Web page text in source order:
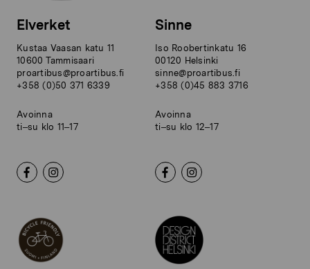
Elverket
Kustaa Vaasan katu 11
10600 Tammisaari
proartibus@proartibus.fi
+358 (0)50 371 6339
Avoinna
ti–su klo 11–17
Sinne
Iso Roobertinkatu 16
00120 Helsinki
sinne@proartibus.fi
+358 (0)45 883 3716
Avoinna
ti–su klo 12–17